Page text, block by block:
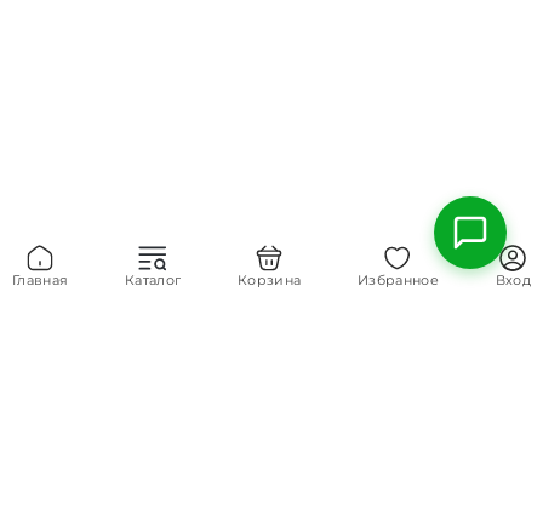
Главная Каталог Корзина Избранное Вход